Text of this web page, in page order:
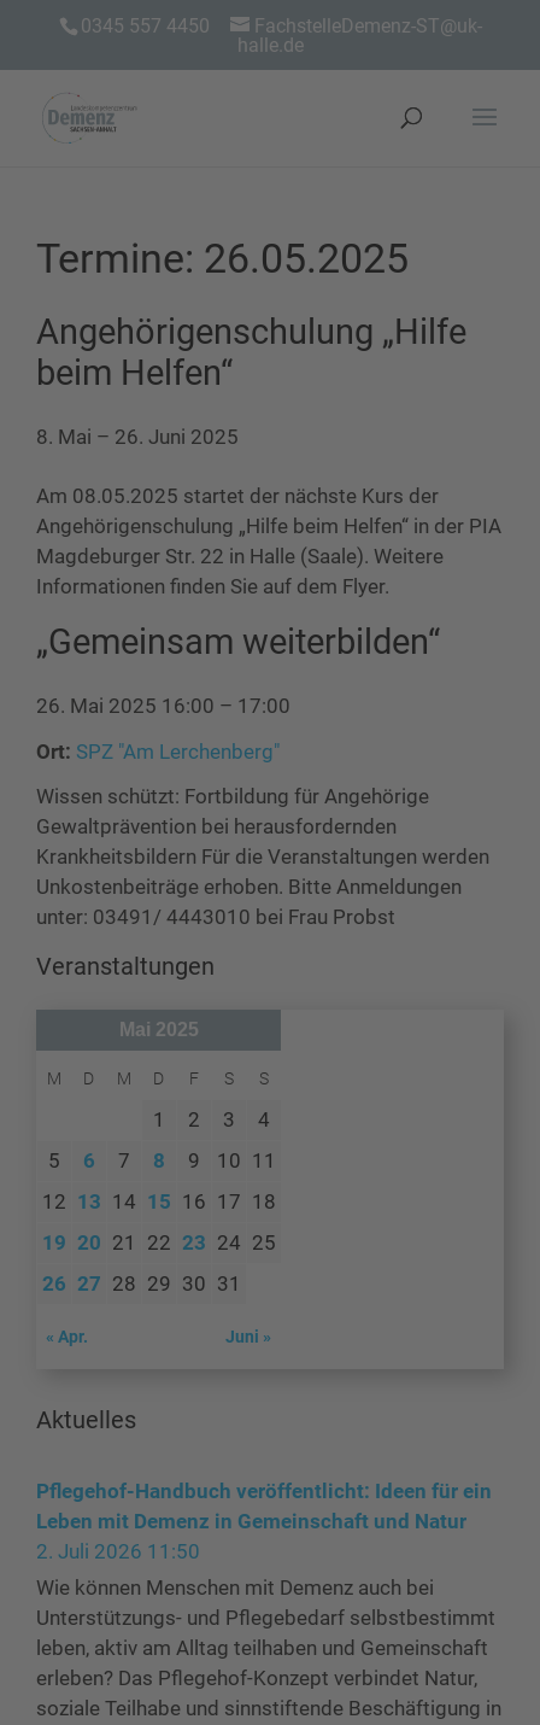
0345 557 4450
FachstelleDemenz-ST@uk-
halle.de
Termine: 26.05.2025
Angehörigenschulung „Hilfe
beim Helfen“
8. Mai – 26. Juni 2025
Am 08.05.2025 startet der nächste Kurs der
Angehörigenschulung „Hilfe beim Helfen“ in der PIA
Magdeburger Str. 22 in Halle (Saale). Weitere
Informationen finden Sie auf dem Flyer.
„Gemeinsam weiterbilden“
26. Mai 2025 16:00 – 17:00
Ort: SPZ "Am Lerchenberg"
Wissen schützt: Fortbildung für Angehörige
Gewaltprävention bei herausfordernden
Krankheitsbildern Für die Veranstaltungen werden
Unkostenbeiträge erhoben. Bitte Anmeldungen
unter: 03491/ 4443010 bei Frau Probst
Veranstaltungen
Mai 2025
M D M D F S S
1 2 3
4
5
6 7 8 9 10 11
12 13 14 15 16 17 18
19 20 21 22 23 24 25
26 27 28 29 30 31
« Apr. Juni »
Aktuelles
Pflegehof-Handbuch veröffentlicht: Ideen für ein
Leben mit Demenz in Gemeinschaft und Natur
2. Juli 2026 11:50
Wie können Menschen mit Demenz auch bei
Unterstützungs- und Pflegebedarf selbstbestimmt
leben, aktiv am Alltag teilhaben und Gemeinschaft
erleben? Das Pflegehof-Konzept verbindet Natur,
soziale Teilhabe und sinnstiftende Beschäftigung in